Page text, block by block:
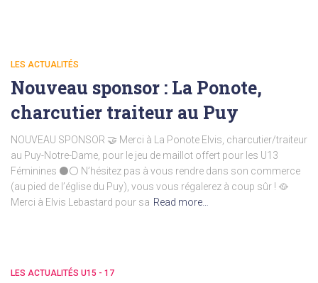
LES ACTUALITÉS
Nouveau sponsor : La Ponote,
charcutier traiteur au Puy
NOUVEAU SPONSOR 🤝 Merci à La Ponote Elvis, charcutier/traiteur
au Puy-Notre-Dame, pour le jeu de maillot offert pour les U13
Féminines ⚫⚪ N’hésitez pas à vous rendre dans son commerce
(au pied de l’église du Puy), vous vous régalerez à coup sûr ! 🥘
Merci à Elvis Lebastard pour sa Read more…
LES ACTUALITÉS U15 - 17